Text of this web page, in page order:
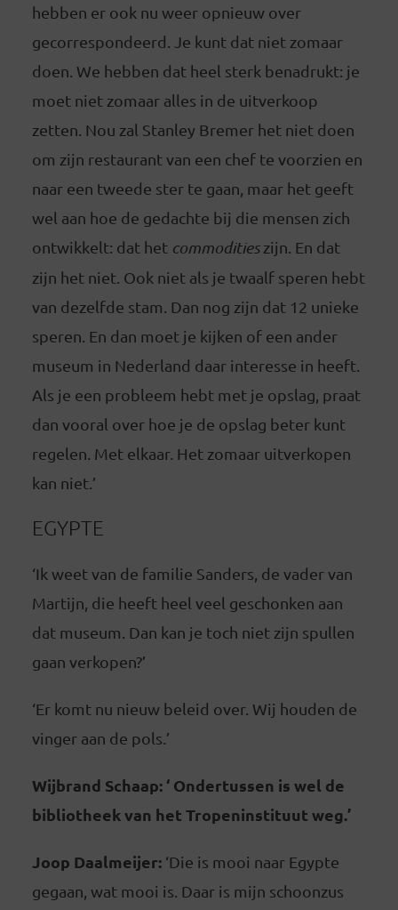
hebben er ook nu weer opnieuw over
gecorrespondeerd. Je kunt dat niet zomaar
doen. We hebben dat heel sterk benadrukt: je
moet niet zomaar alles in de uitverkoop
zetten. Nou zal Stanley Bremer het niet doen
om zijn restaurant van een chef te voorzien en
naar een tweede ster te gaan, maar het geeft
wel aan hoe de gedachte bij die mensen zich
ontwikkelt: dat het commoditieszijn. En dat
zijn het niet. Ook niet als je twaalf speren hebt
van dezelfde stam. Dan nog zijn dat 12 unieke
speren. En dan moet je kijken of een ander
museum in Nederland daar interesse in heeft.
Als je een probleem hebt met je opslag, praat
dan vooral over hoe je de opslag beter kunt
regelen. Met elkaar. Het zomaar uitverkopen
kan niet.’
EGYPTE
‘Ik weet van de familie Sanders, de vader van
Martijn, die heeft heel veel geschonken aan
dat museum. Dan kan je toch niet zijn spullen
gaan verkopen?’
‘Er komt nu nieuw beleid over. Wij houden de
vinger aan de pols.’
Wijbrand Schaap: ‘ Ondertussen is wel de
bibliotheek van het Tropeninstituut weg.’
Joop Daalmeijer:‘Die is mooi naar Egypte
gegaan, wat mooi is. Daar is mijn schoonzus